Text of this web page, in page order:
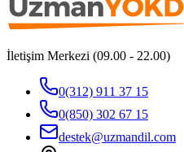
İletişim Merkezi (09.00 - 22.00)
0(312) 911 37 15
0(850) 302 67 15
destek@uzmandil.com